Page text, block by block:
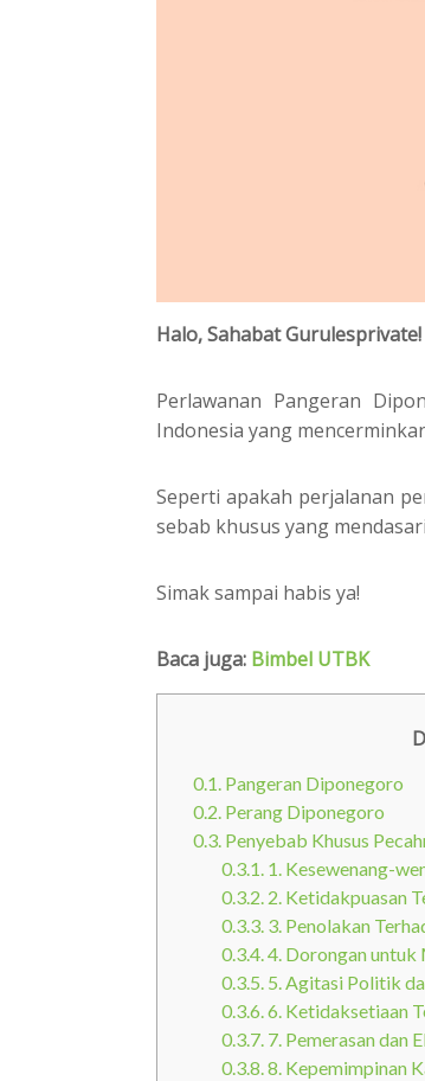
Halo, Sahabat Gurulesprivate!
Perlawanan Pangeran
Indonesia yang
Seperti apakah perjalanan
sebab khusus yang
Simak sampai habis ya!
Baca juga: Bimbel UTBK
0.1.Pangeran Diponegoro
0.2.Perang Diponegoro
0.3.Penyebab Khusus
0.3.1.1. Kesewenang-
0.3.2.2. Ketidakpuasan
0.3.3.3. Penolakan
0.3.4.4. Dorongan untuk
0.3.5.5. Agitasi Politik
0.3.6.6. Ketidaksetiaan
0.3.7.7. Pemerasan dan
0.3.8.8. Kepemimpinan